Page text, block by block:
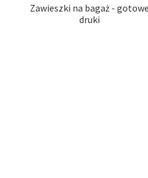
Zawieszki na bagaż - gotowe
druki